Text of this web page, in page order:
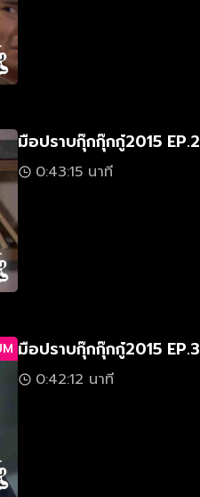
มือปราบกุ๊กกุ๊กกู๋2015 EP.2
0:43:15 นาที
มือปราบกุ๊กกุ๊กกู๋2015 EP.3
0:42:12 นาที